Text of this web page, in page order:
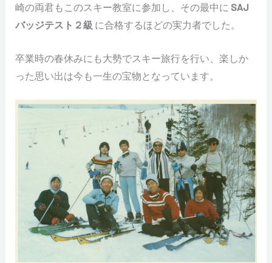
崎の両君もこのスキー教室に参加し、その最中に SAJ
バッジテスト２級 に合格するほどの実力者でした。
卒業時の春休みにも大勢でスキー旅行を行い、楽しか
った思い出は今も一生の宝物となっています。